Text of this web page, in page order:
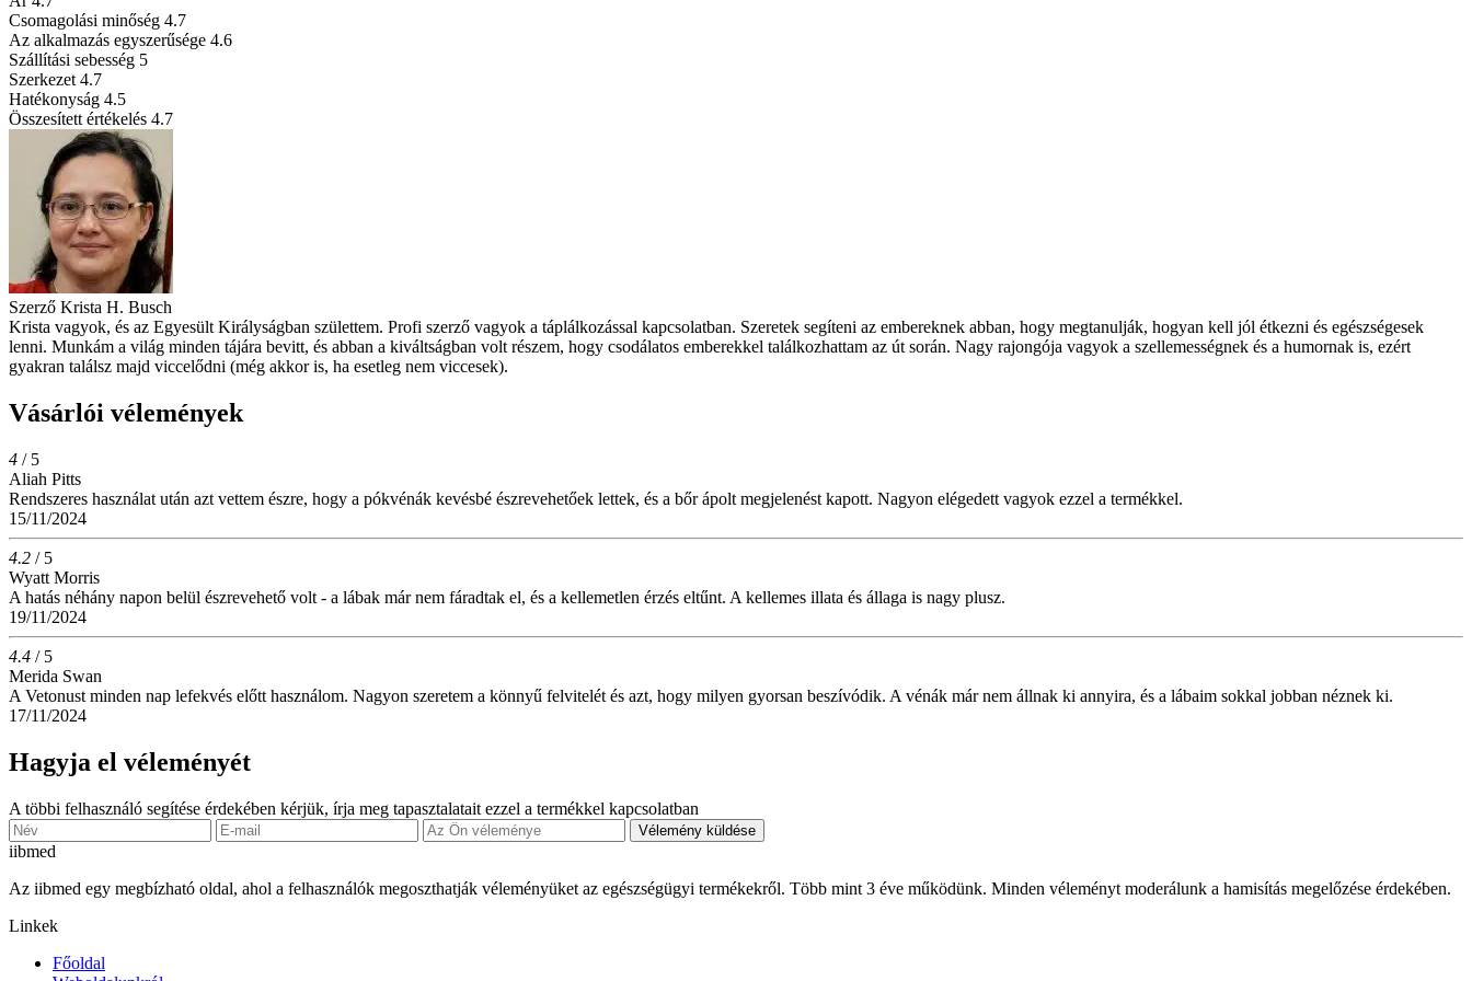
Csomagolási minőség 4.7
Az alkalmazás egyszerűsége 4.6
Szállítási sebesség 5
Szerkezet 4.7
Hatékonyság 4.5
Összesített értékelés 4.7
Szerző Krista H. Busch
Krista vagyok, és az Egyesült Királyságban születtem. Profi szerző vagyok a táplálkozással kapcsolatban. Szeretek segíteni az embereknek abban, hogy megtanulják, hogyan kell jól étkezni és egészségesek
lenni. Munkám a világ minden tájára bevitt, és abban a kiváltságban volt részem, hogy csodálatos emberekkel találkozhattam az út során. Nagy rajongója vagyok a szellemességnek és a humornak is, ezért
gyakran találsz majd viccelődni (még akkor is, ha esetleg nem viccesek).
Vásárlói vélemények
4 / 5
Aliah Pitts
Rendszeres használat után azt vettem észre, hogy a pókvénák kevésbé észrevehetőek lettek, és a bőr ápolt megjelenést kapott. Nagyon elégedett vagyok ezzel a termékkel.
15/11/2024
4.2 / 5
Wyatt Morris
A hatás néhány napon belül észrevehető volt - a lábak már nem fáradtak el, és a kellemetlen érzés eltűnt. A kellemes illata és állaga is nagy plusz.
19/11/2024
4.4 / 5
Merida Swan
A Vetonust minden nap lefekvés előtt használom. Nagyon szeretem a könnyű felvitelét és azt, hogy milyen gyorsan beszívódik. A vénák már nem állnak ki annyira, és a lábaim sokkal jobban néznek ki.
17/11/2024
Hagyja el véleményét
A többi felhasználó segítése érdekében kérjük, írja meg tapasztalatait ezzel a termékkel kapcsolatban
Vélemény küldése
iibmed
Az iibmed egy megbízható oldal, ahol a felhasználók megoszthatják véleményüket az egészségügyi termékekről. Több mint 3 éve működünk. Minden véleményt moderálunk a hamisítás megelőzése érdekében.
Linkek
Főoldal